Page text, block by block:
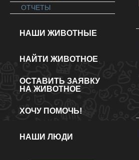
ОТЧЕТЫ
НАШИ ЖИВОТНЫЕ
НАЙТИ ЖИВОТНОЕ
ОСТАВИТЬ ЗАЯВКУ
НА ЖИВОТНОЕ
ХОЧУ ПОМОЧЬ!
НАШИ ЛЮДИ